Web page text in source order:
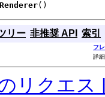
()
リー 非推奨 API 索引
フ
詳
リクエス